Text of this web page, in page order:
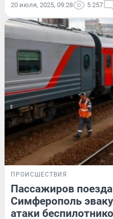
20 июля, 2025, 09:28 5 257
ПРОИСШЕСТВИЯ
Пассажиров
Симферополь
атаки